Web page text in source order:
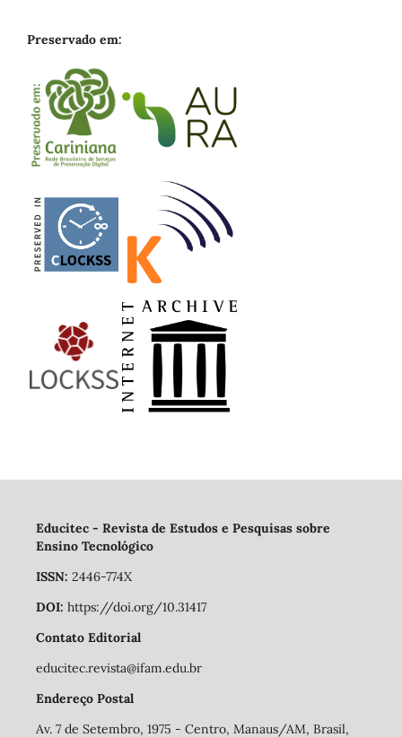
Preservado em:
Educitec - Revista de Estudos e Pesquisas sobre
Ensino Tecnológico
ISSN: 2446-774X
DOI: https://doi.org/10.31417
Contato Editorial
educitec.revista@ifam.edu.br
Endereço Postal
Av. 7 de Setembro, 1975 - Centro, Manaus/AM, Brasil,